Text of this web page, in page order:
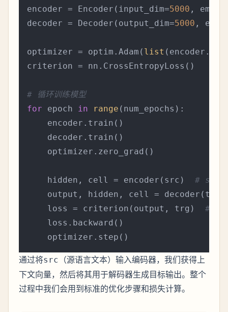
encoder = Encoder(input_dim=5000 ,
decoder = Decoder(output_dim=5000 ,
optimizer = optim.Adam( list
criterion = nn.CrossEntropyLoss()
# 循环训练模型
for epoch in range (num_epochs):
    encoder.train()
    decoder.train()
    optimizer.zero_grad()
    hidden, cell = encoder(src)
# src为
output, hidden, cell =
    loss = criterion(output, trg)
# trg
    loss.backward()
通过将src
（源语言文本）输入编码器，我们获得上
下文向量，然后将其用于解码器生成目标输出。整个
过程中我们会用到标准的优化步骤和损失计算。